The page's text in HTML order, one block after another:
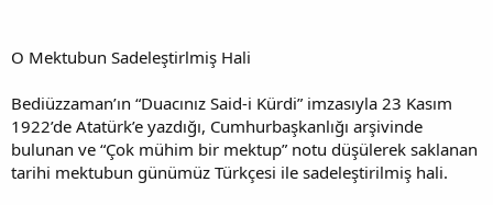
O Mektubun Sadeleştirlmiş Hali
Bediüzzaman’ın “Duacınız Said-i Kürdi” imzasıyla 23 Kasım
1922’de Atatürk’e yazdığı, Cumhurbaşkanlığı arşivinde
bulunan ve “Çok mühim bir mektup” notu düşülerek saklanan
tarihi mektubun günümüz Türkçesi ile sadeleştirilmiş hali.